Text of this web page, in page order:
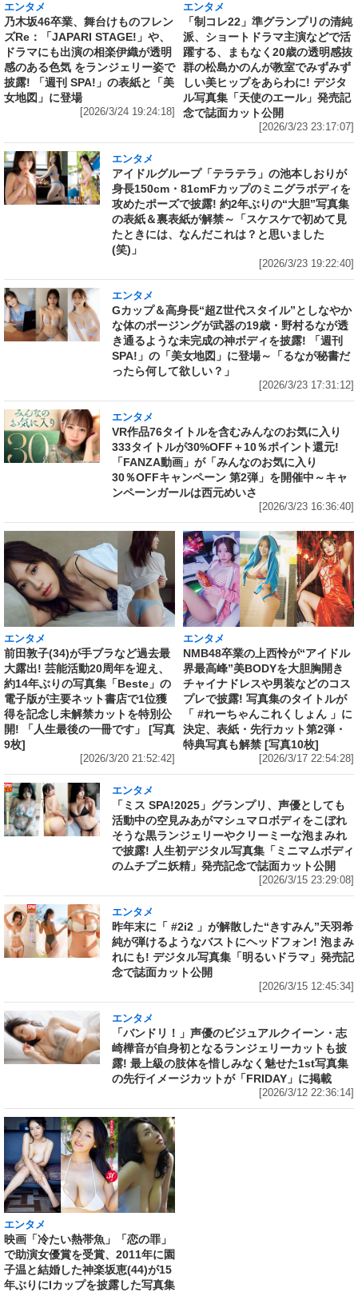
エンタメ
乃木坂46卒業、舞台けものフレン
ズRe：「JAPARI STAGE!」や、
ドラマにも出演の相楽伊織が透明
感のある色気 をランジェリー姿で
披露! 「週刊 SPA!」の表紙と「美
女地図」に登場
[2026/3/24 19:24:18]
エンタメ
「制コレ22」準グランプリの清純
派、ショートドラマ主演などで活
躍する、まもなく20歳の透明感抜
群の松島かのんが教室でみずみず
しい美ヒップをあらわに! デジタ
ル写真集「天使のエール」発売記
念で誌面カット公開
[2026/3/23 23:17:07]
エンタメ
アイドルグループ「テラテラ」の池本しおりが
身長150cm・81cmFカップのミニグラボディを
攻めたポーズで披露! 約2年ぶりの“大胆”写真集
の表紙＆裏表紙が解禁～「スケスケで初めて見
たときには、なんだこれは？と思いました
(笑)」
[2026/3/23 19:22:40]
エンタメ
Gカップ＆高身長“超Z世代スタイル”としなやか
な体のポージングが武器の19歳・野村るなが透
き通るような未完成の神ボディを披露! 「週刊
SPA!」の「美女地図」に登場～「るなが秘書だ
ったら何して欲しい？」
[2026/3/23 17:31:12]
エンタメ
VR作品76タイトルを含むみんなのお気に入り
333タイトルが30%OFF＋10％ポイント還元!
「FANZA動画」が「みんなのお気に入り
30％OFFキャンペーン 第2弾」を開催中～キャ
ンペーンガールは西元めいさ
[2026/3/23 16:36:40]
エンタメ
前田敦子(34)が手ブラなど過去最
大露出! 芸能活動20周年を迎え、
約14年ぶりの写真集「Beste」の
電子版が主要ネット書店で1位獲
得を記念し未解禁カットを特別公
開! 「人生最後の一冊です」 [写真
9枚]
[2026/3/20 21:52:42]
エンタメ
NMB48卒業の上西怜が“アイドル
界最高峰”美BODYを大胆胸開き
チャイナドレスや男装などのコス
プレで披露! 写真集のタイトルが
「 #れーちゃんこれくしょん 」に
決定、表紙・先行カット第2弾・
特典写真も解禁 [写真10枚]
[2026/3/17 22:54:28]
エンタメ
「ミス SPA!2025」グランプリ、声優としても
活動中の空見みあがマシュマロボディをこぼれ
そうな黒ランジェリーやクリーミーな泡まみれ
で披露! 人生初デジタル写真集「ミニマムボディ
のムチプニ妖精」発売記念で誌面カット公開
[2026/3/15 23:29:08]
エンタメ
昨年末に「 #2i2 」が解散した“きすみん”天羽希
純が弾けるようなバストにヘッドフォン! 泡まみ
れにも! デジタル写真集「明るいドラマ」発売記
念で誌面カット公開
[2026/3/15 12:45:34]
エンタメ
「バンドリ！」声優のビジュアルクイーン・志
崎樺音が自身初となるランジェリーカットも披
露! 最上級の肢体を惜しみなく魅せた1st写真集
の先行イメージカットが「FRIDAY」に掲載
[2026/3/12 22:36:14]
エンタメ
映画「冷たい熱帯魚」「恋の罪」
で助演女優賞を受賞、2011年に園
子温と結婚した神楽坂恵(44)が15
年ぶりにIカップを披露した写真集